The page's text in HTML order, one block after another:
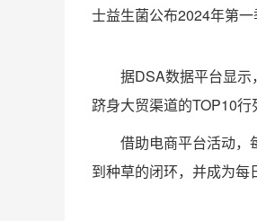
士益生菌公布2024年第
据DSA数据平台显
跻身大贸渠道的TOP10
借助电商平台活动，
到种草的闭环，并成为每